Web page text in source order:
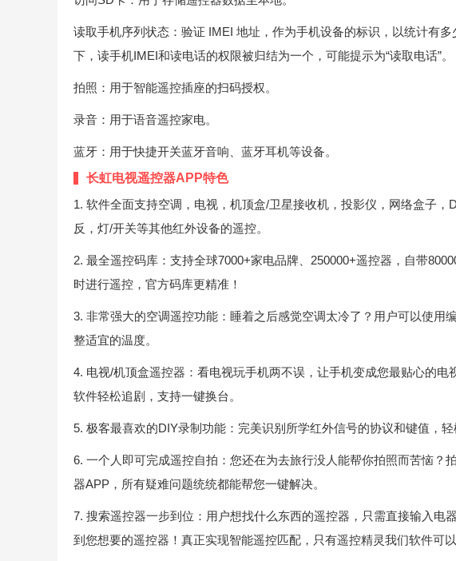
读取手机序列状态：验证 IMEI 地址，作为手机设备的标识，以统计有
下，读手机IMEI和读电话的权限被归结为一个，可能提示为“读取电话”。
拍照：用于智能遥控插座的扫码授权。
录音：用于语音遥控家电。
蓝牙：用于快捷开关蓝牙音响、蓝牙耳机等设备。
长虹电视遥控器APP特色
1. 软件全面支持空调，电视，机顶盒/卫星接收机，投影仪，网络盒子
反，灯/开关等其他红外设备的遥控。
2. 最全遥控码库：支持全球7000+家电品牌、250000+遥控器，自带
时进行遥控，官方码库更精准！
3. 非常强大的空调遥控功能：睡着之后感觉空调太冷了？用户可以使用
整适宜的温度。
4. 电视/机顶盒遥控器：看电视玩手机两不误，让手机变成您最贴心的
软件轻松追剧，支持一键换台。
5. 极客最喜欢的DIY录制功能：完美识别所学红外信号的协议和键值，轻
6. 一个人即可完成遥控自拍：您还在为去旅行没人能帮你拍照而苦恼？
器APP，所有疑难问题统统都能帮您一键解决。
7. 搜索遥控器一步到位：用户想找什么东西的遥控器，只需直接输入电
到您想要的遥控器！真正实现智能遥控匹配，只有遥控精灵我们软件可以